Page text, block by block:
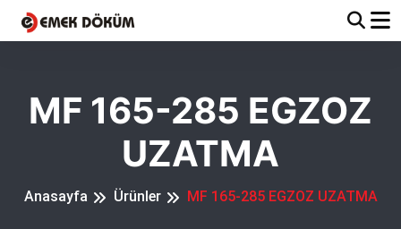
MF 165-285 EGZOZ
UZATMA
Anasayfa Ürünler MF 165-285 EGZOZ UZATMA